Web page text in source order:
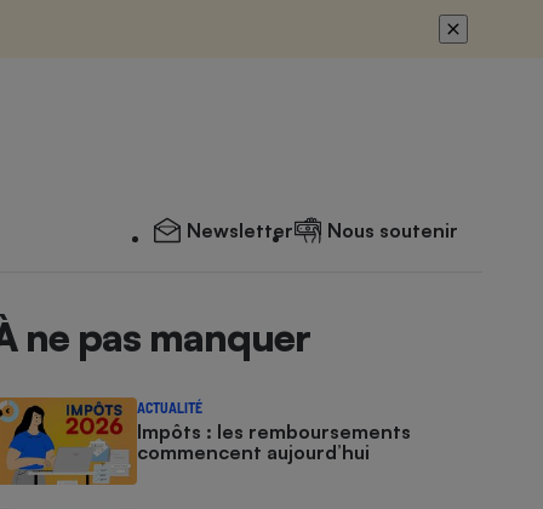
Newsletter Nous soutenir
ne pas manquer
ACTUALITÉ
Impôts : les remboursements
commencent aujourd’hui